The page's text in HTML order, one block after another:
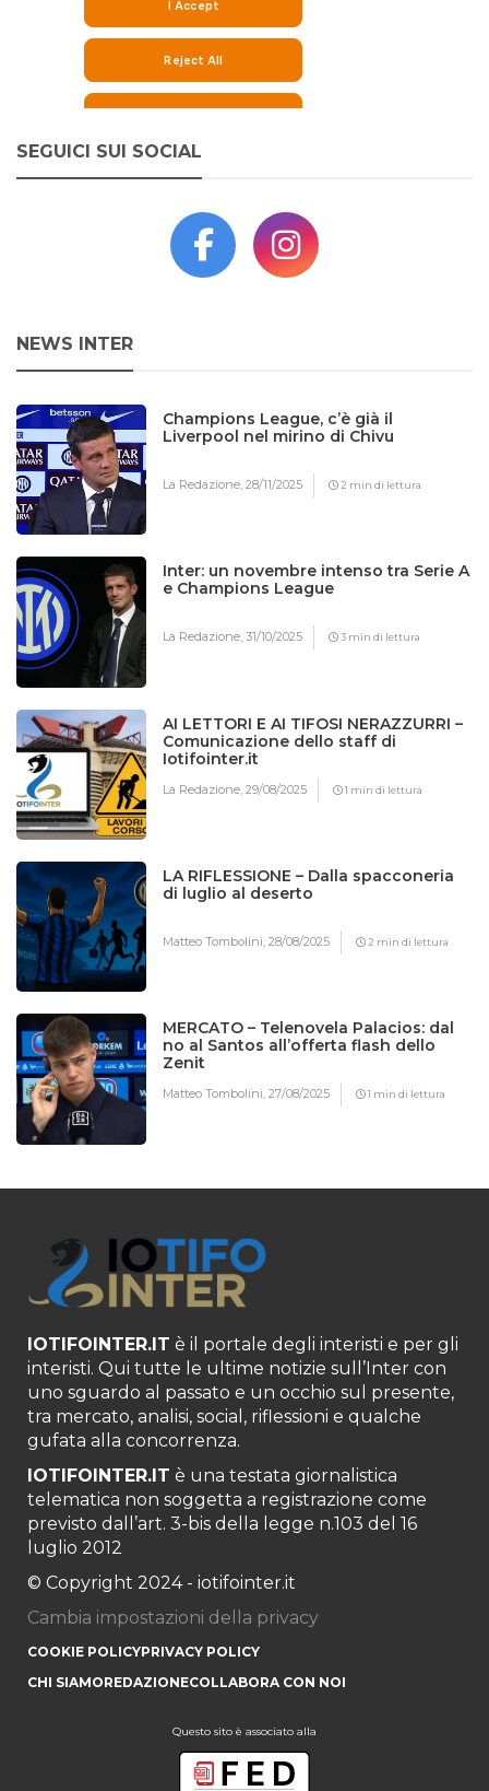
SEGUICI SUI SOCIAL
NEWS INTER
Champions League, c’è già il
Liverpool nel mirino di Chivu
La Redazione,28/11/2025 2 min di lettura
Inter: un novembre intenso tra Serie A
e Champions League
La Redazione,31/10/2025 3 min di lettura
AI LETTORI E AI TIFOSI NERAZZURRI –
Comunicazione dello staff di
Iotifointer.it
La Redazione,29/08/2025 1 min di lettura
LA RIFLESSIONE – Dalla spacconeria
di luglio al deserto
Matteo Tombolini,28/08/2025 2 min di lettura
MERCATO – Telenovela Palacios: dal
no al Santos all’offerta flash dello
Zenit
Matteo Tombolini,27/08/2025 1 min di lettura
IOTIFOINTER.IT è il portale degli interisti e per gli
interisti. Qui tutte le ultime notizie sull’Inter con
uno sguardo al passato e un occhio sul presente,
tra mercato, analisi, social, riflessioni e qualche
gufata alla concorrenza.
IOTIFOINTER.IT è una testata giornalistica
telematica non soggetta a registrazione come
previsto dall’art. 3-bis della legge n.103 del 16
luglio 2012
© Copyright 2024 - iotifointer.it
Cambia impostazioni della privacy
COOKIE POLICYPRIVACY POLICY
CHI SIAMOREDAZIONECOLLABORA CON NOI
Questo sito è associato alla